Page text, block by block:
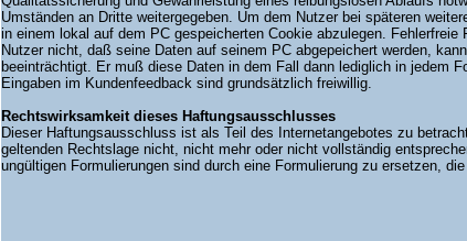
Umständen an Dritte weitergegeben. Um dem Nutzer bei späteren
in einem lokal auf dem PC gespeicherten Cookie abzulegen.
Nutzer nicht, daß seine Daten auf seinem PC abgepeichert werden,
beeinträchtigt. Er muß diese Daten in dem Fall dann lediglich in jedem
Eingaben im Kundenfeedback sind grundsätzlich freiwillig.
Rechtswirksamkeit dieses Haftungsausschlusses
Dieser Haftungsausschluss ist als Teil des Internetangebotes zu
geltenden Rechtslage nicht, nicht mehr oder nicht vollständig
ungültigen Formulierungen sind durch eine Formulierung zu ersetzen,